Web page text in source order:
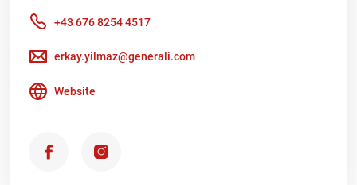
+43 676 8254 4517
erkay.yilmaz@generali.com
Website